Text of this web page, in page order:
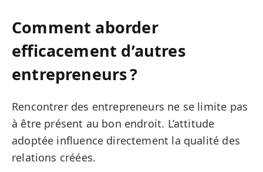
Comment aborder
efficacement d’autres
entrepreneurs ?
Rencontrer des entrepreneurs ne se limite pas
à être présent au bon endroit. L’attitude
adoptée influence directement la qualité des
relations créées.